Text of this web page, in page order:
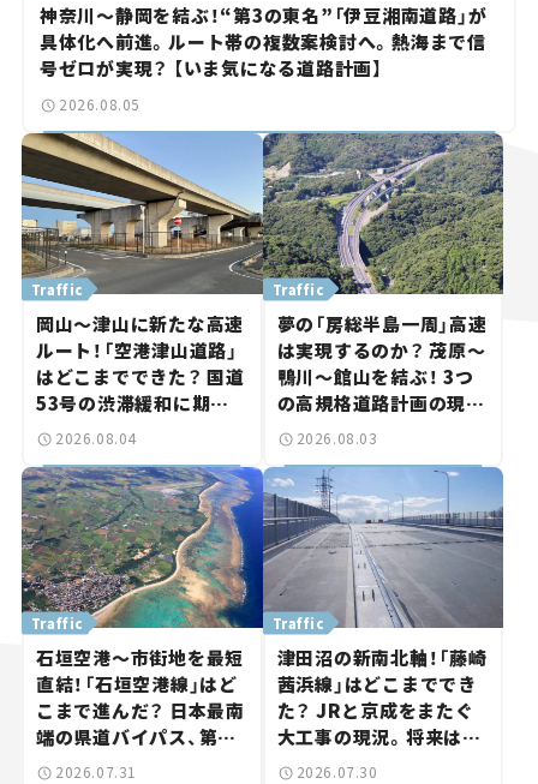
神奈川～静岡を結ぶ！“第3の東名”「伊豆湘南道路」が
具体化へ前進。ルート帯の複数案検討へ。熱海まで信
号ゼロが実現？ 【いま気になる道路計画】
2026.08.05
Traffic
岡山～津山に新たな高速
ルート！「空港津山道路」
はどこまでできた？ 国道
53号の渋滞緩和に期待。
岡山市側でも動きが【い
2026.08.04
Traffic
夢の「房総半島一周」高速
は実現するのか？ 茂原～
鴨川～館山を結ぶ！ 3つ
の高規格道路計画の現
状。「館山鴨川道路」で検
路計画】
2026.08.03
Traffic
石垣空港～市街地を最短
直結！「石垣空港線」はど
こまで進んだ？ 日本最南
端の県道バイパス、第2
工区も延伸開通 【いま気
2026.07.31
Traffic
津田沼の新南北軸！「藤崎
茜浜線」はどこまででき
た？ JRと京成をまたぐ
大工事の現況。将来は
「習志野～鎌ケ谷」を最短
2026.07.30